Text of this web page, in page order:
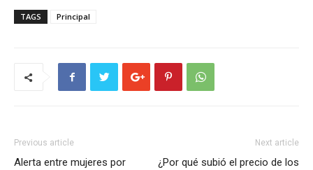
TAGS Principal
Previous article
Alerta entre mujeres por
Next article
¿Por qué subió el precio de los